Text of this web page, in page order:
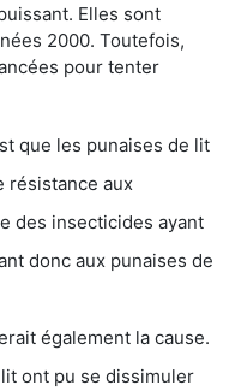
Elles sont
2000. Toutefois,
pour tenter
que les punaises de lit
résistance aux
des insecticides ayant
donc aux punaises de
également la cause.
ont pu se dissimuler